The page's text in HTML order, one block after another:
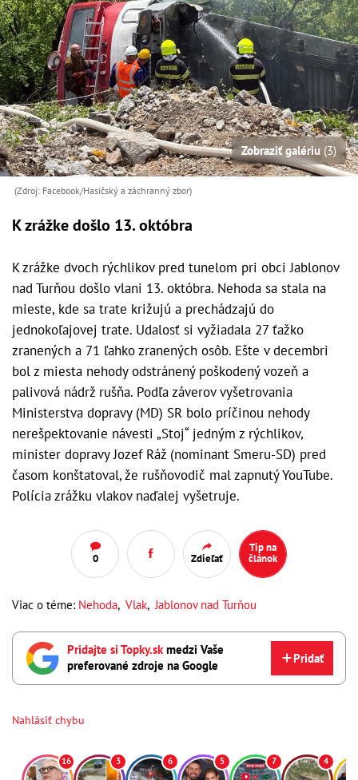
Zobraziť galériu (3)
(Zdroj: Facebook/Hasičský a záchranný zbor )
K zrážke došlo 13. októbra
K zrážke dvoch rýchlikov pred tunelom pri obci Jablonov
nad Turňou došlo vlani 13. októbra. Nehoda sa stala na
mieste, kde sa trate križujú a prechádzajú do
jednokoľajovej trate. Udalosť si vyžiadala 27 ťažko
zranených a 71 ľahko zranených osôb. Ešte v decembri
bol z miesta nehody odstránený poškodený vozeň a
palivová nádrž rušňa. Podľa záverov vyšetrovania
Ministerstva dopravy (MD) SR bolo príčinou nehody
nerešpektovanie návesti „Stoj“ jedným z rýchlikov,
minister dopravy Jozef Ráž (nominant Smeru-SD) pred
časom konštatoval, že rušňovodič mal zapnutý YouTube.
Polícia zrážku vlakov naďalej vyšetruje.
0 Zdieľať
Tip na
článok
Viac o téme: Nehoda, Vlak,Jablonov nad Turňou
Pridajte si Topky.skmedzi Vaše
preferované zdroje na Google
Pridať
Nahlásiť chybu
16 3 6 5 7 4